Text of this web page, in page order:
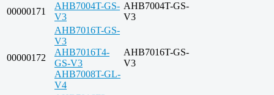
00000171
AHB7004T-GS-
V3
AHB7004T-GS-
V3
00000172
AHB7016T-GS-
V3
AHB7016T4-
GS-V3
AHB7008T-GL-
V4
AHB7016T-GS-
V3